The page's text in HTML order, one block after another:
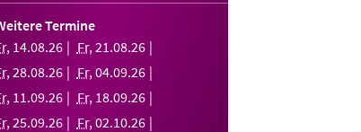
Termine
, 14.08.26 Fr,21.08.26
,28.08.26 Fr,04.09.26
, 11.09.26 Fr, 18.09.26
,25.09.26 Fr,02.10.26